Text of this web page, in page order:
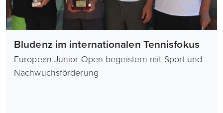
Bludenz im internationalen Tennisfokus
European Junior Open begeistern mit Sport und
Nachwuchsförderung